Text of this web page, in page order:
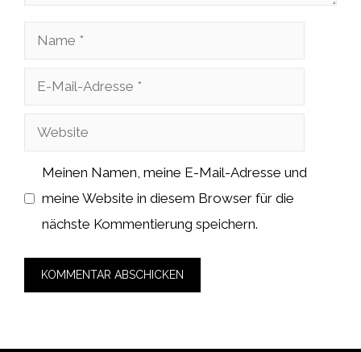
Name
Adresse
Website
Meinen Namen, meine E-Mail-Adresse und
meine Website in diesem Browser für die
nächste Kommentierung speichern.